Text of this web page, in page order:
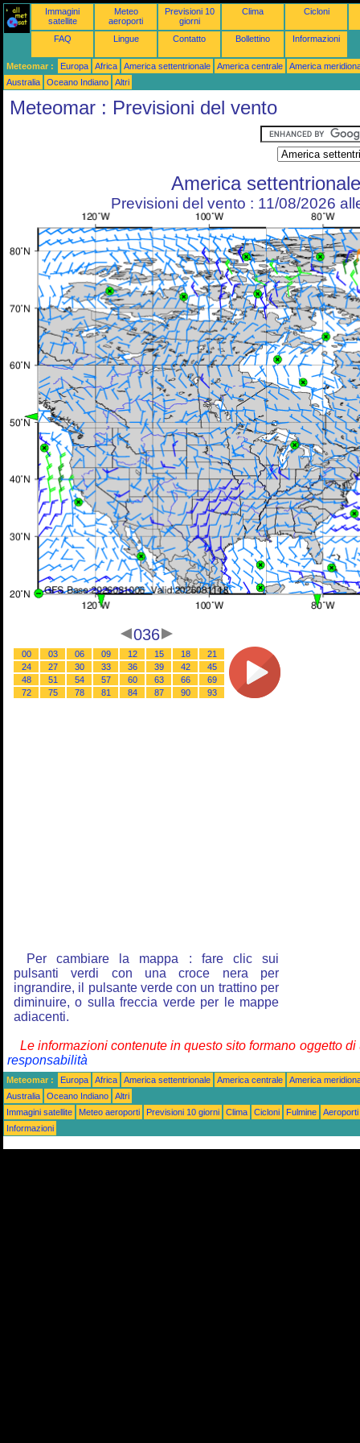
Immagini
satellite
Meteo
aeroporti
Previsioni 10
giorni
Clima Cicloni
FAQ Lingue Contatto Bollettino Informazioni
Meteomar : Europa Africa America settentrionale America centrale
America
Australia
Oceano Indiano Altri
Meteomar : Previsioni del vento
America settentrionale
Previsioni del vento : 11/08/2026
036
00 03 06 09 12 15 18
21
24
27 30 33 36 39 42
45
48
51 54 57 60 63 66
69
72
75 78 81 84 87 90 93
Per cambiare la mappa : fare clic sui
pulsanti verdi con una croce nera per
ingrandire, il pulsante verde con un trattino per
diminuire, o sulla freccia verde per le mappe
adiacenti.
Le informazioni contenute in questo sito formano oggetto
responsabilità
Meteomar : Europa Africa America settentrionale America centrale
America
Australia
Oceano Indiano
Altri
Immagini satellite
Meteo aeroporti Previsioni 10 giorni Clima Cicloni Fulmine
Aeroporti
Informazioni